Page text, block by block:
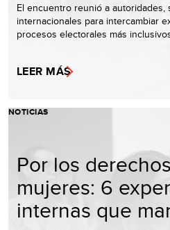
El encuentro reunió a
internacionales para intercambiar
procesos electorales más
LEER MÁS
NOTICIAS
Por los
mujeres: 6
internas que